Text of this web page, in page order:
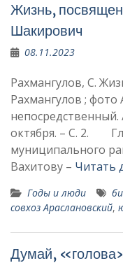
Жизнь,
Шакирович
08.11.2023
Рахмангулов, С.
Рахмангулов ; фото
непосредственный.
октября. – С. 2.
муниципального
Вахитову – Читать
Годы и люди
совхоз Араслановский,
Думай,